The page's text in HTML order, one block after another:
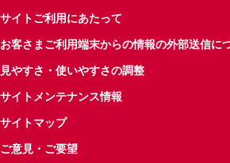
サイトご利用にあたって
お客さまご利用端末からの情報の外部送信に
見やすさ・使いやすさの調整
サイトメンテナンス情報
サイトマップ
ご意見・ご要望